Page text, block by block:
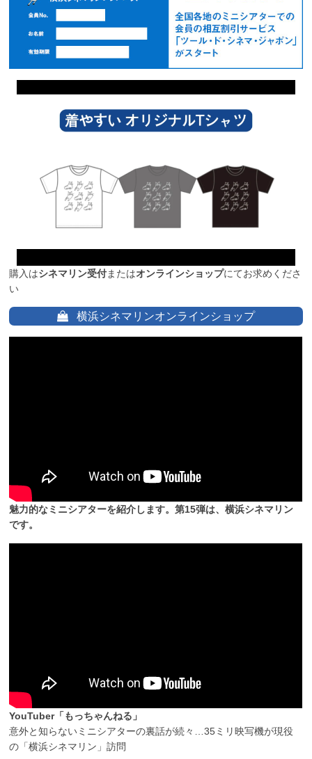
購入はシネマリン受付またはオンラインショップにてお求めくださ
い
横浜シネマリンオンラインショップ
魅力的なミニシアターを紹介します。第15弾は、横浜シネマリン
です。
YouTuber「もっちゃんねる」
意外と知らないミニシアターの裏話が続々…35ミリ映写機が現役
の「横浜シネマリン」訪問